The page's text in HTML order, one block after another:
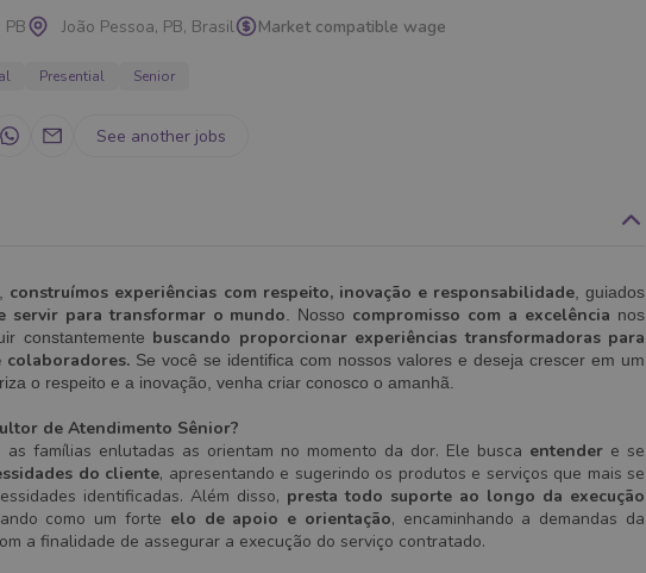
João Pessoa, PB, Brasil Market compatible wage
Presential Senior
See another jobs
construímos experiências com respeito, inovação e responsabilidade, guiados
servir para transformar o mundo . Nosso compromisso com a excelência nos
constantemente buscando proporcionar experiências transformadoras para
colaboradores. Se você se identifica com nossos valores e deseja crescer em um
o respeito e a inovação, venha criar conosco o amanhã.
de Atendimento Sênior?
as famílias enlutadas as orientam no momento da dor. Ele busca entender e se
do cliente, apresentando e sugerindo os produtos e serviços que mais se
identificadas. Além disso, presta todo suporte ao longo da execução
como um forte elo de apoio e orientação, encaminhando a demandas da
a finalidade de assegurar a execução do serviço contratado.